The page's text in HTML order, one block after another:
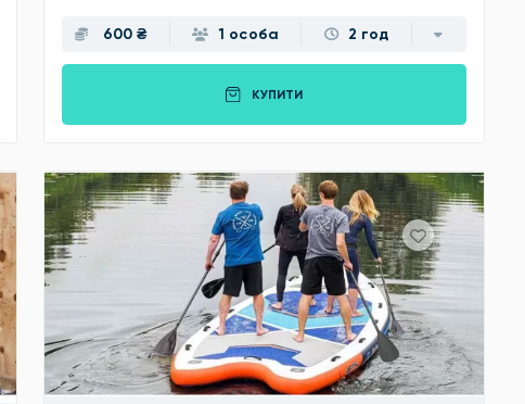
600 ₴ 1 особа 2 год
КУПИТИ